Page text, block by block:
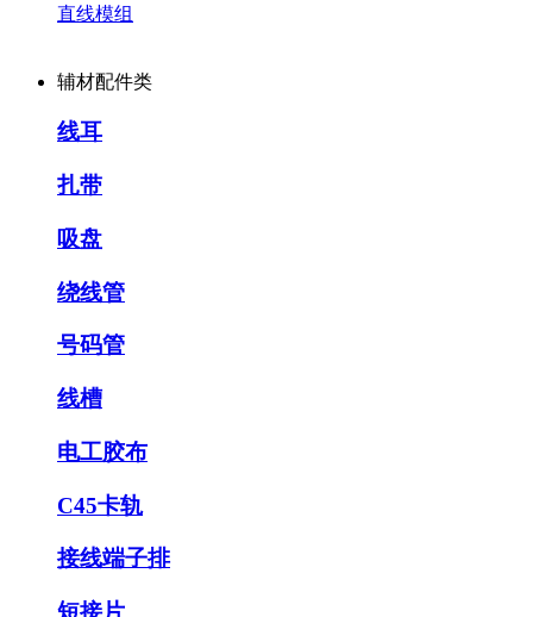
直线模组
辅材配件类
线耳
扎带
吸盘
绕线管
号码管
线槽
电工胶布
C45卡轨
接线端子排
短接片